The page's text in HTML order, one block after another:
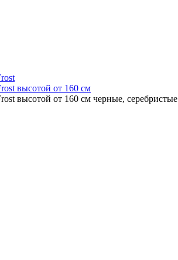
высотой от 160 см
высотой от 160 см черные, серебристые